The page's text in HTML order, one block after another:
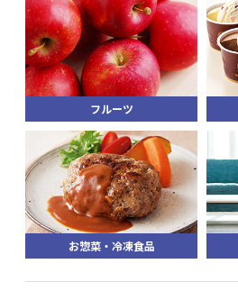
フルーツ
お惣菜・冷凍食品